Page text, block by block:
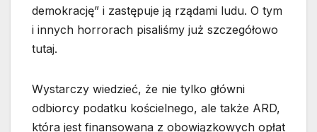
demokrację” i zastępuje ją rządami ludu. O tym
i innych horrorach pisaliśmy już szczegółowo
tutaj.
Wystarczy wiedzieć, że nie tylko główni
odbiorcy podatku kościelnego, ale także ARD,
która jest finansowana z obowiązkowych opłat